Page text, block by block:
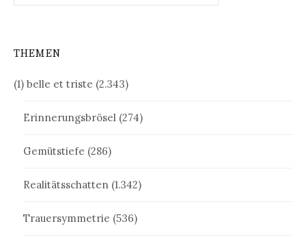
THEMEN
(1) belle et triste (2.343)
Erinnerungsbrösel (274)
Gemütstiefe (286)
Realitätsschatten (1.342)
Trauersymmetrie (536)